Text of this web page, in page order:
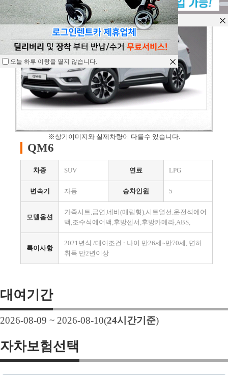
※상기이미지와 실제차량이 다를수 있습니다.
QM6
차종 SUV 연료 LPG
변속기 자동 승차인원 5
모델옵션
가죽시트,금연,네비(매립형),시트열선,운전석에어
백,조수석에어백,후방센서,후방카메라,ABS,
특이사항
2021년식 /대여조건 : 나이 만26세~만70세, 면허
취득 만2년이상
대여기간
2026-08-09 ~ 2026-08-10(24시간기준)
자차보험선택
오늘 하루 이창을 열지 않습니다.
오늘 하루 이창을 열지 않습니다.
오늘 하루 이창을 열지 않습니다.